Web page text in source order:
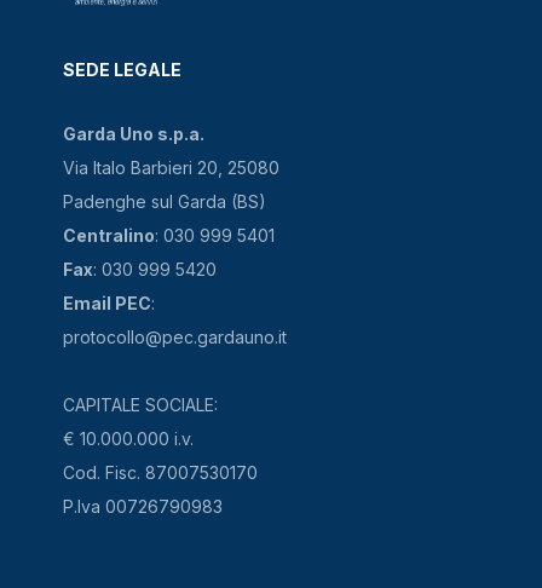
SEDE LEGALE
Garda Uno s.p.a.
Via Italo Barbieri 20, 25080
Padenghe sul Garda (BS)
Centralino: 030 999 5401
Fax: 030 999 5420
Email PEC:
protocollo@pec.gardauno.it
CAPITALE SOCIALE:
€ 10.000.000 i.v.
Cod. Fisc. 87007530170
P.Iva 00726790983